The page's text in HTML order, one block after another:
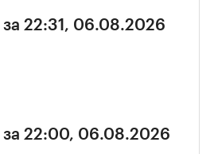
за 22:31, 06.08.2026
за 22:00, 06.08.2026